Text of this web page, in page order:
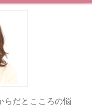
らだとこころの悩